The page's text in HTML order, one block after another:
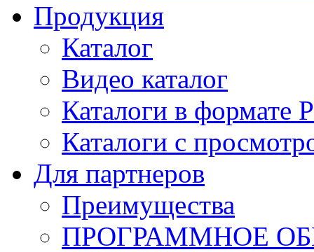
Продукция
Каталог
Видео каталог
Каталоги в формате
Каталоги с
Для партнеров
Преимущества
ПРОГРАММНОЕ